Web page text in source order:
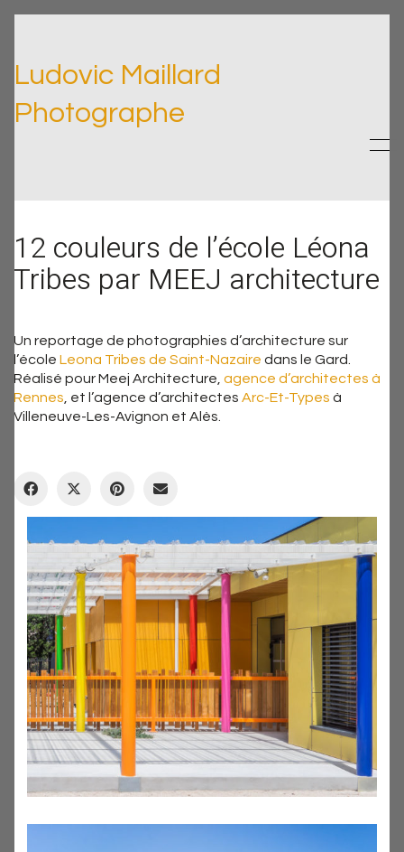
Ludovic Maillard
Photographe
12 couleurs de l’école Léona
Tribes par MEEJ architecture
Un reportage de photographies d’architecture sur
l’école Leona Tribes de Saint-Nazaire dans le Gard.
Réalisé pour Meej Architecture, agence d’architectes à
Rennes , et l’agence d’architectes Arc-Et-Types à
Villeneuve-Les-Avignon et Alès.